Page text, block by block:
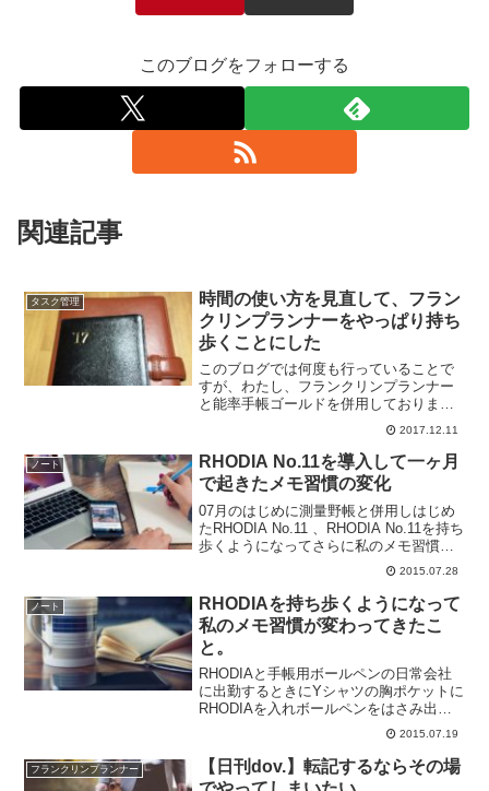
このブログをフォローする
関連記事
タスク管理
時間の使い方を見直して、フラン
クリンプランナーをやっぱり持ち
歩くことにした
このブログでは何度も行っていることで
すが、わたし、フランクリンプランナー
と能率手帳ゴールドを併用しておりま
す。フランクリンプランナーでタスクの
計画と管理をして、能率手帳ゴールドは
ライフログを書いております。わたしが
使用しているフランクリンプ...
2017.12.11
ノート
RHODIA No.11を導入して一ヶ月
で起きたメモ習慣の変化
07月のはじめに測量野帳と併用しはじめ
たRHODIA No.11 、RHODIA No.11を持ち
歩くようになってさらに私のメモ習慣が
変化してきました。先回の記事からどう
変わってきたのかをまとめておきます。
小さな外出はRHODIAだけですま...
2015.07.28
ノート
RHODIAを持ち歩くようになって
私のメモ習慣が変わってきたこ
と。
RHODIAと手帳用ボールペンの日常会社
に出勤するときにYシャツの胸ポケットに
RHODIAを入れボールペンをはさみ出発
します。会社につくまでは主に測量野帳
でメモやアイディアを書き留めているの
でまだRHODIAの出番はないです。会社
についてか...
2015.07.19
フランクリンプランナー
【日刊dov.】転記するならその場